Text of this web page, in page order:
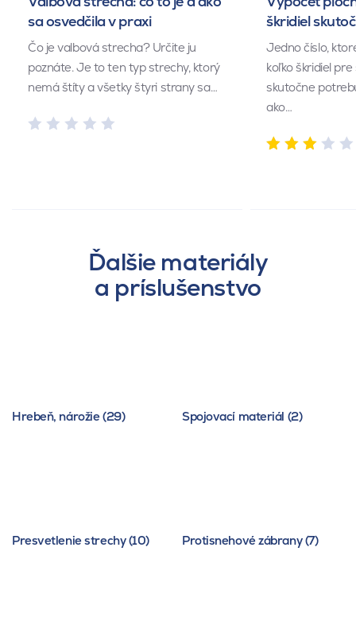
sa osvedčila v praxi
Čo je valbová strecha? Určite ju
poznáte. Je to ten typ strechy, ktorý
nemá štíty a všetky štyri strany sa…
škridiel
Jedno číslo,
koľko škridiel
skutočne
ako…
Ďalšie materiály
a príslušenstvo
Hrebeň, nárožie (29) Spojovací materiál (2)
Presvetlenie strechy (10) Protisnehové zábrany (7)